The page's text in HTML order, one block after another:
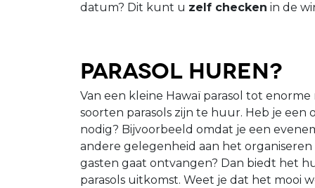
datum? Dit kunt u zelf checken in de
Parasol huren?
Van een kleine Hawaï parasol tot enorme
soorten parasols zijn te huur. Heb je een
nodig? Bijvoorbeeld omdat je een
andere gelegenheid aan het
gasten gaat ontvangen? Dan biedt het
parasols uitkomst. Weet je dat het mooi